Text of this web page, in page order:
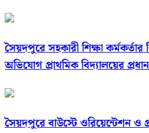
সৈয়দপুরে সহকারী শিক্ষা কর্মকর্তার
অভিযোগ প্রাথমিক বিদ্যালয়ের
সৈয়দপুরে বাউস্টে ওরিয়েন্টেশন ও